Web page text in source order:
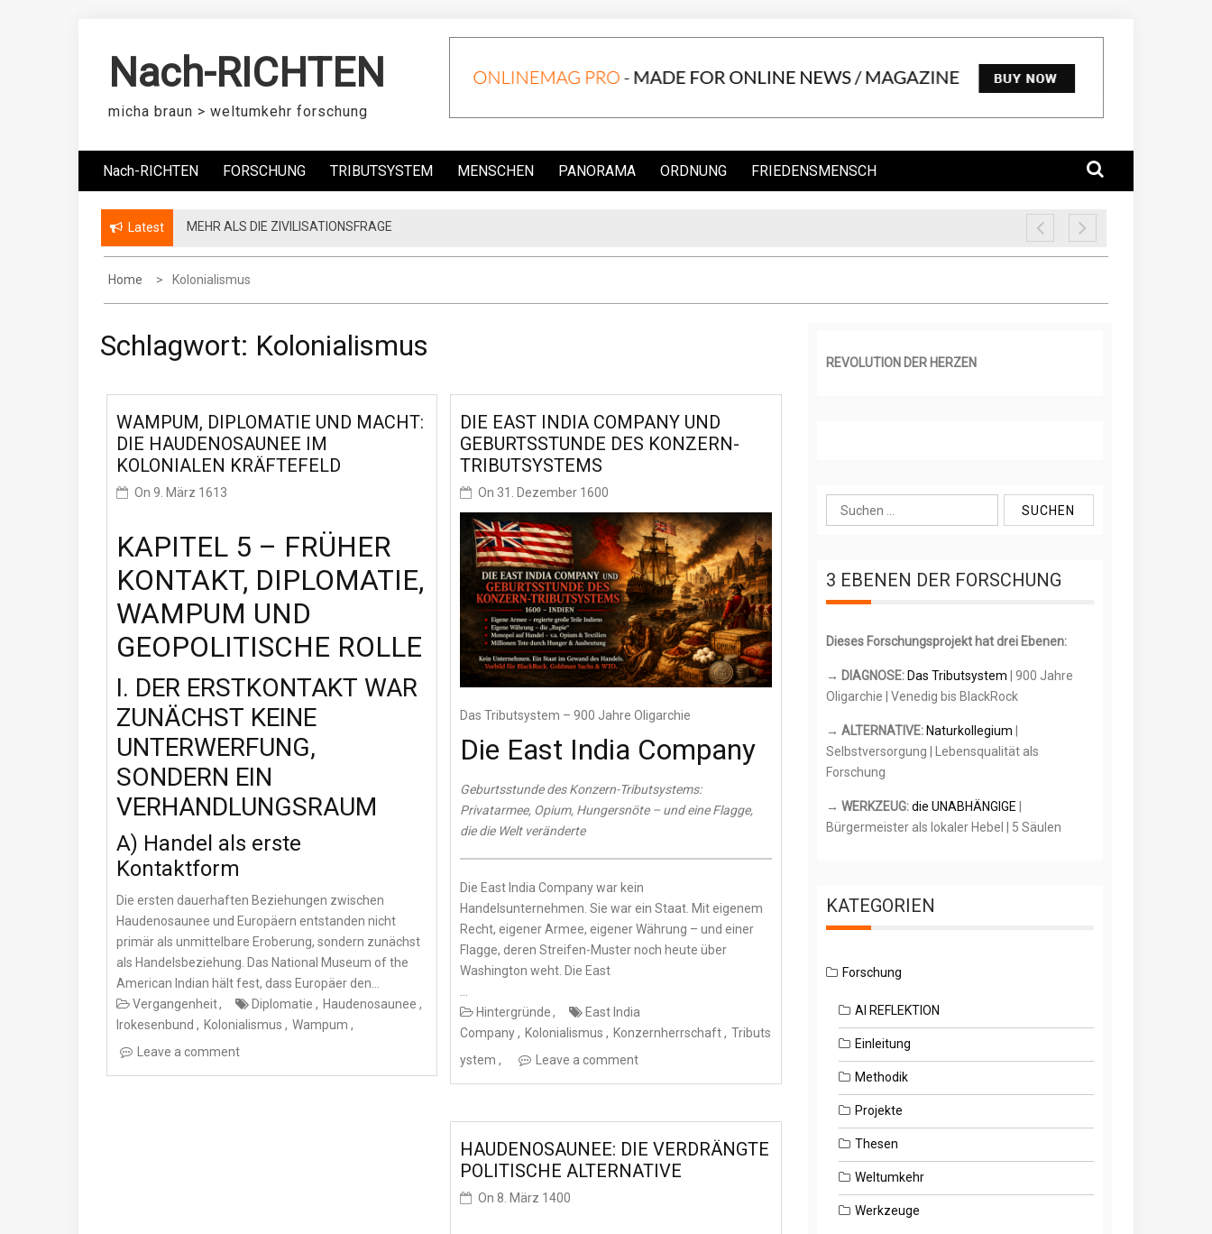
c
n
Nach-RICHTEN
micha braun > weltumkehr forschung
Nach-RICHTEN FORSCHUNG TRIBUTSYSTEM MENSCHEN PANORAMA ORDNUNG FRIEDENSMENSCH
Latest MEHR ALS DIE ZIVILISATIONSFRAGE
Home Kolonialismus
Schlagwort: Kolonialismus
WAMPUM, DIPLOMATIE UND MACHT:
DIE HAUDENOSAUNEE IM
KOLONIALEN KRÄFTEFELD
On 9. März 1613
KAPITEL 5 – FRÜHER
KONTAKT, DIPLOMATIE,
WAMPUM UND
GEOPOLITISCHE ROLLE
I. DER ERSTKONTAKT WAR
ZUNÄCHST KEINE
UNTERWERFUNG,
SONDERN EIN
VERHANDLUNGSRAUM
A) Handel als erste
Kontaktform
Die ersten dauerhaften Beziehungen zwischen
Haudenosaunee und Europäern entstanden nicht
primär als unmittelbare Eroberung, sondern zunächst
als Handelsbeziehung. Das National Museum of the
American Indian hält fest, dass Europäer den…
Vergangenheit
Diplomatie
Haudenosaunee
Irokesenbund
Kolonialismus
Wampum
Leave a comment
DIE EAST INDIA COMPANY UND
GEBURTSSTUNDE DES KONZERN-
TRIBUTSYSTEMS
On 31. Dezember 1600
Das Tributsystem – 900 Jahre Oligarchie
Die East India Company
Geburtsstunde des Konzern-Tributsystems:
Privatarmee, Opium, Hungersnöte – und eine Flagge,
die die Welt veränderte
Die East India Company war kein
Handelsunternehmen. Sie war ein Staat. Mit eigenem
Recht, eigener Armee, eigener Währung – und einer
Flagge, deren Streifen-Muster noch heute über
Washington weht. Die East
…
Hintergründe
East India
Company
Kolonialismus Konzernherrschaft
Tributs
ystem
Leave a comment
HAUDENOSAUNEE: DIE VERDRÄNGTE
POLITISCHE ALTERNATIVE
On 8. März 1400
REVOLUTION DER HERZEN
u
e
n
a
h
3 EBENEN DER FORSCHUNG
Dieses Forschungsprojekt hat drei Ebenen:
→ DIAGNOSE: Das Tributsystem | 900 Jahre
Oligarchie | Venedig bis BlackRock
→ ALTERNATIVE: Naturkollegium
Selbstversorgung | Lebensqualität als
Forschung
→ WERKZEUG: die UNABHÄNGIGE
Bürgermeister als lokaler Hebel | 5 Säulen
KATEGORIEN
Forschung
AI REFLEKTION
Einleitung
Methodik
Projekte
Thesen
Weltumkehr
Werkzeuge